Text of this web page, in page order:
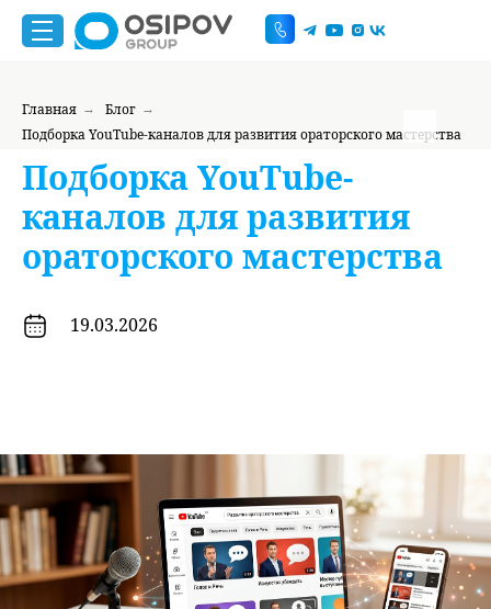
ЗАКАЗАТЬ ЗВОНОК
do@osipovgroup.ru
444 85 96
Главная → Блог →
Подборка YouTube-каналов для развития ораторского мастерства
Подборка YouTube-
каналов для развития
ораторского мастерства
19.03.2026